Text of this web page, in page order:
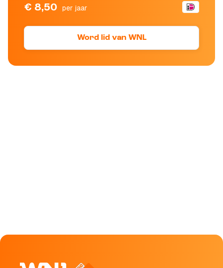
€ 8,50 per jaar
Word lid van WNL